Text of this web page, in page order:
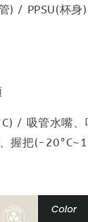
) / PPSU(杯
/ 吸管水嘴
握把(-